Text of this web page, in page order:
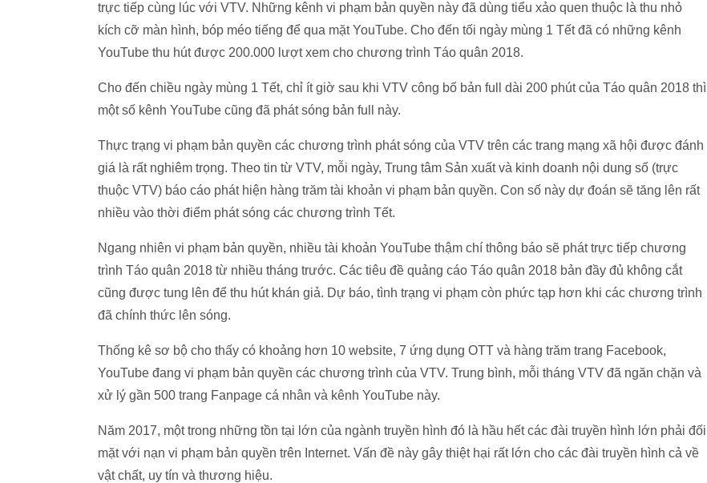
trực tiếp cùng lúc với VTV. Những kênh vi phạm bản quyền này đã dùng tiểu xảo quen thuộc là thu nhỏ
kích cỡ màn hình, bóp méo tiếng để qua mặt YouTube. Cho đến tối ngày mùng 1 Tết đã có những kênh
YouTube thu hút được 200.000 lượt xem cho chương trình Táo quân 2018.
Cho đến chiều ngày mùng 1 Tết, chỉ ít giờ sau khi VTV công bố bản full dài 200 phút của Táo quân 2018 thì
một số kênh YouTube cũng đã phát sóng bản full này.
Thực trạng vi phạm bản quyền các chương trình phát sóng của VTV trên các trang mạng xã hội được đánh
giá là rất nghiêm trọng. Theo tin từ VTV, mỗi ngày, Trung tâm Sản xuất và kinh doanh nội dung số (trực
thuộc VTV) báo cáo phát hiện hàng trăm tài khoản vi phạm bản quyền. Con số này dự đoán sẽ tăng lên rất
nhiều vào thời điểm phát sóng các chương trình Tết.
Ngang nhiên vi phạm bản quyền, nhiều tài khoản YouTube thậm chí thông báo sẽ phát trực tiếp chương
trình Táo quân 2018 từ nhiều tháng trước. Các tiêu đề quảng cáo Táo quân 2018 bản đầy đủ không cắt
cũng được tung lên để thu hút khán giả. Dự báo, tình trạng vi phạm còn phức tạp hơn khi các chương trình
đã chính thức lên sóng.
Thống kê sơ bộ cho thấy có khoảng hơn 10 website, 7 ứng dụng OTT và hàng trăm trang Facebook,
YouTube đang vi phạm bản quyền các chương trình của VTV. Trung bình, mỗi tháng VTV đã ngăn chặn và
xử lý gần 500 trang Fanpage cá nhân và kênh YouTube này.
Năm 2017, một trong những tồn tại lớn của ngành truyền hình đó là hầu hết các đài truyền hình lớn phải đối
mặt với nạn vi phạm bản quyền trên Internet. Vấn đề này gây thiệt hại rất lớn cho các đài truyền hình cả về
vật chất, uy tín và thương hiệu.